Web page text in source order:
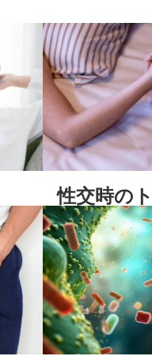
性交時の